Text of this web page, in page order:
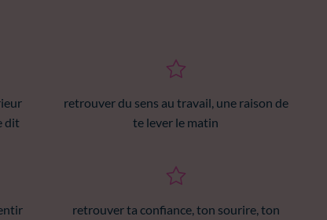
dit
retrouver du sens au travail, une raison de
te lever le matin
retrouver ta confiance, ton sourire, ton